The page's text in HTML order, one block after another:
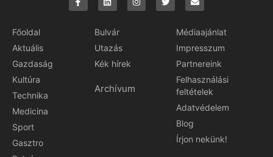
Főoldal
Aktuális
Gazdaság
Kultúra
Technika
Medicina
Sport
Gasztro
Bulvár
Utazás
Kék hírek
Archívum
Médiaajánlat
Impresszum
Partnereink
Felhasználási
feltételek
Adatvédelem
Blog
Írjon nekünk!